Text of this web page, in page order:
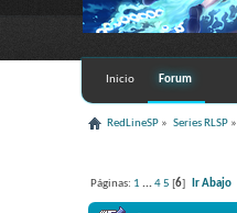
Inicio Forum
RedLineSP » Series RLSP »
Páginas: 1 ...4 5 6] Ir Abajo